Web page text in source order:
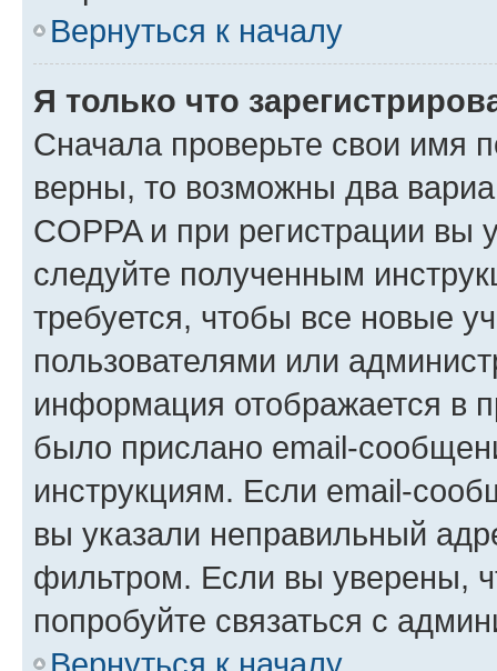
Вернуться к началу
Я только что
Сначала проверьте свои имя
верны, то возможны два
COPPA и при регистрации вы
следуйте полученным
требуется, чтобы все новые
пользователями или
информация отображается в
было прислано email-
инструкциям. Если email-
вы указали неправильный
фильтром. Если вы уверены,
попробуйте связаться с
Вернуться к началу